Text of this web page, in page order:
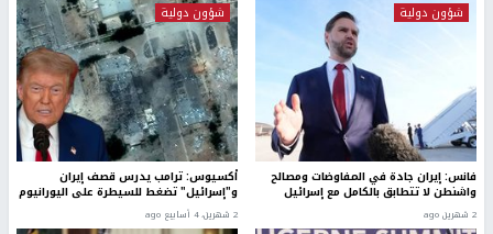
شؤون دولية
فانس: إيران جادة في المفاوضات ومصالح
واشنطن لا تتطابق بالكامل مع إسرائيل
2 شهرين ago
شؤون دولية
أكسيوس: ترامب يدرس قصف إيران
و"إسرائيل" تضغط للسيطرة على اليورانيوم
2 شهرين، 4 أسابيع ago